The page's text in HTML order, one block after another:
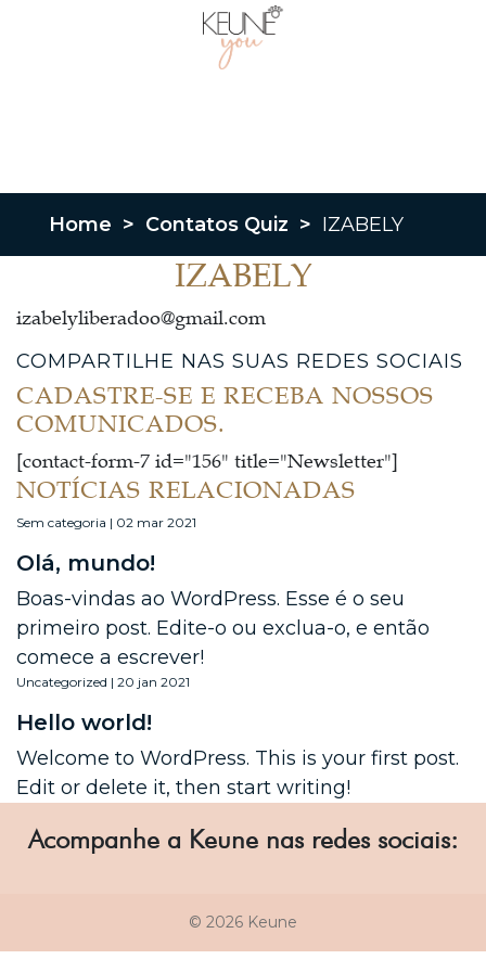
Home > Contatos Quiz > IZABELY
IZABELY
izabelyliberadoo@gmail.com
COMPARTILHE NAS SUAS REDES SOCIAIS
CADASTRE-SE E RECEBA NOSSOS
COMUNICADOS.
[contact-form-7 id="156" title="Newsletter"]
NOTÍCIAS RELACIONADAS
Sem categoria | 02 mar 2021
Olá, mundo!
Boas-vindas ao WordPress. Esse é o seu
primeiro post. Edite-o ou exclua-o, e então
comece a escrever!
Uncategorized | 20 jan 2021
Hello world!
Welcome to WordPress. This is your first post.
Edit or delete it, then start writing!
Acompanhe a Keune nas redes sociais:
© 2026 Keune